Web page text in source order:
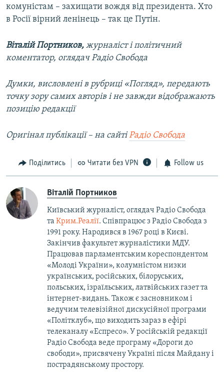
комуністам – захищати вождя від президента. Хто
в Росії вірний ленінець – так це Путін.
Віталій Портников, журналіст і політичний
коментатор, оглядач Радіо Свобода
Думки, висловлені в рубриці «Погляд», передають
точку зору самих авторів і не завжди відображають
позицію редакції
Оригінал публікації – на сайтіРадіо Свобода
Поділитись Читати без VPN Follow us
Віталій Портников
Київський журналіст, оглядач Радіо Свобода
та Крим.Реалії. Співпрацює з Радіо Свобода з
1991 року. Народився в 1967 році в Києві.
Закінчив факультет журналістики МДУ.
Працював парламентським кореспондентом
«Молоді України», колумністом низки
українських, російських, білоруських,
польських, ізраїльських, латвійських газет та
інтернет-видань. Також є засновником і
ведучим телевізійної дискусійної програми
«Політклуб», що виходить зараз в ефірі
телеканалу «Еспресо». У російській редакції
Радіо Свобода веде програму «Дороги до
свободи», присвячену Україні після Майдану і
пострадянському простору.